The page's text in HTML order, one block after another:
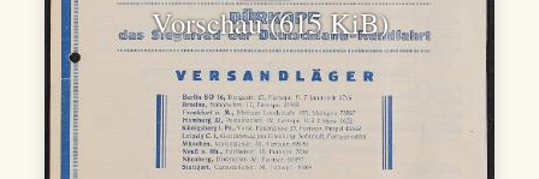
Vorschau (615 KiB)